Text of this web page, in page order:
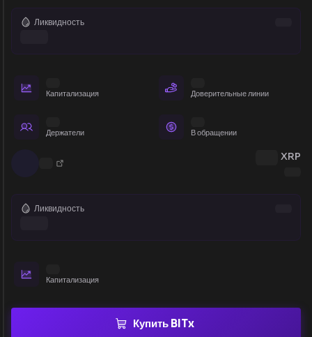
Ликвидность
Капитализация Доверительные линии
Держатели В обращении
XRP
Ликвидность
Капитализация
Купить BITx